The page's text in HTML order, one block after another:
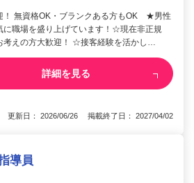
！ 無資格OK・ブランクある方もOK ★男性
に職場を盛り上げています！☆現在非正規
考えの方大歓迎！ ☆接客経験を活かし…
詳細を見る
更新日： 2026/06/26 掲載終了日： 2027/04/02
導員